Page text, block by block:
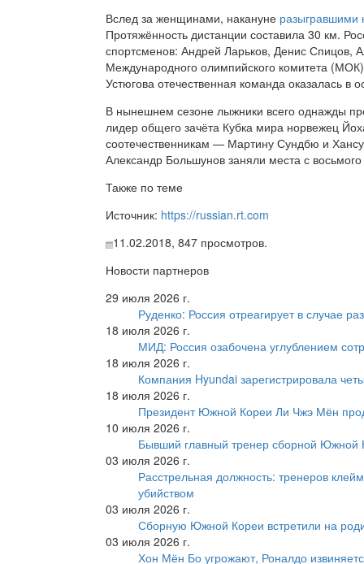
Вслед за женщинами, накануне разыгравшими
Протяжённость дистанции составила 30 км.
спортсменов: Андрей Ларьков, Денис Спицов,
Международного олимпийского комитета
Устюгова отечественная команда оказалась в
В нынешнем сезоне лыжники всего однажды
лидер общего зачёта Кубка мира норвежец
соотечественникам — Мартину Сундбю и
Александр Большунов заняли места с
Также по теме
Источник: https://russian.rt.com
11.02.2018, 847 просмотров.
Новости партнеров
29 июля 2026 г.
Руденко: Россия отреагирует в случае
18 июля 2026 г.
МИД: Россия озабочена углублением
18 июля 2026 г.
Компания Hyundai зарегистрировала
18 июля 2026 г.
Президент Южной Кореи Ли Чжэ Мён
10 июля 2026 г.
Бывший главный тренер сборной Южной
03 июля 2026 г.
Расстрельная должность: тренеров
убийством
03 июля 2026 г.
Сборную Южной Кореи встретили на
03 июля 2026 г.
Хон Мён Бо угрожают, Роналдо